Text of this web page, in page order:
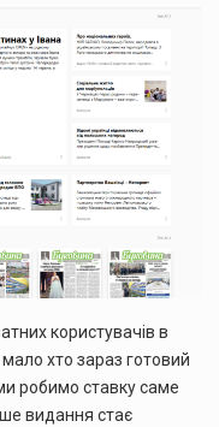
користувачів в
мало хто зараз готовий
робимо ставку саме
видання стає